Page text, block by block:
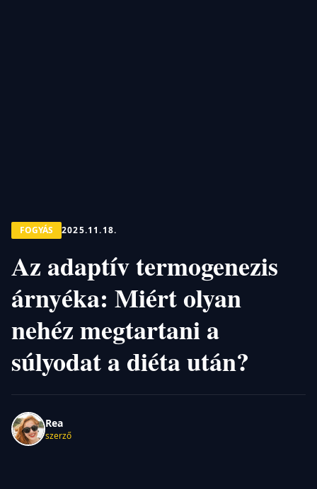
FOGYÁS 2025.11.18.
Az adaptív termogenezis
árnyéka: Miért olyan
nehéz megtartani a
súlyodat a diéta után?
Rea
szerző